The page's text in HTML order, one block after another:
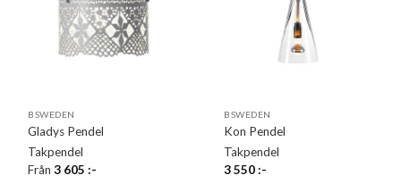
BSWEDEN
Gladys Pendel
Takpendel
Från3 605:-
BSWEDEN
Kon Pendel
Takpendel
3 550:-